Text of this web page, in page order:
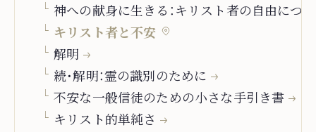
神への献身に生きる：キリスト者の自由につ
キリスト者と不安
解明
続・解明：霊の識別のために
不安な一般信徒のための小さな手引き書
キリスト的単純さ